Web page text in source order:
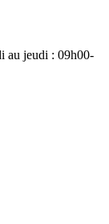
au jeudi : 09h00-